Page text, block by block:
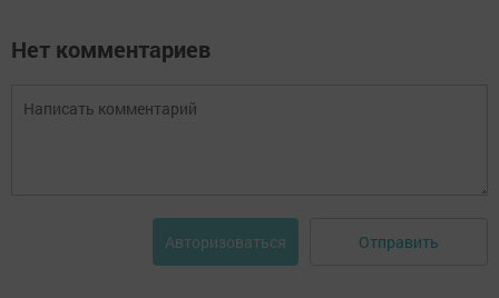
Нет комментариев
Авторизоваться Отправить